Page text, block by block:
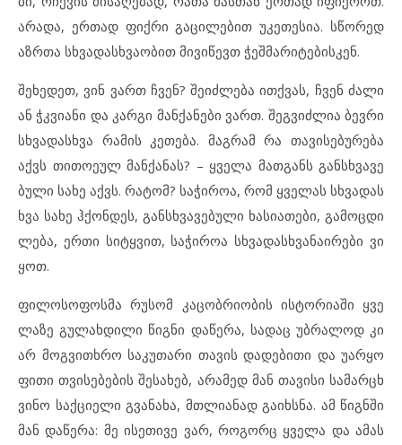
არადა, ერთად ფიქრი გაცილებით უკეთესია. სწორედ
აზრთა სხვადასხვაობით მივიწევთ ჭეშმარიტებისკენ.
შეხედეთ, ვინ ვართ ჩვენ? შეიძლება ითქვას, ჩვენ ძალი
ან ჭკვიანი და კარგი მანქანები ვართ. შეგვიძლია ბევრი
სხვადასხვა რამის კეთება. მაგრამ რა თავისებურება
აქვს თითოეულ მანქანას? – ყველა მათგანს განსხვავე
ბული სახე აქვს. რატომ? საჭიროა, რომ ყველას სხვადას
ხვა სახე ჰქონდეს, განსხვავებული ხასიათები, გამოცდი
ლება, ერთი სიტყვით, საჭიროა სხვადასხვანაირები ვი
ყოთ.
ფილოსოფოსმა რუსომ კაცობრიობის ისტორიაში ყვე
ლაზე გულახდილი წიგნი დაწერა, სადაც უბრალოდ კი
არ მოგვითხრო საკუთარი თავის დადებითი და უარყო
ფითი თვისებების შესახებ, არამედ მან თავისი სამარცხ
ვინო საქციელი გვანახა, მთლიანად გაიხსნა. ამ წიგნში
მან დაწერა: მე ისეთივე ვარ, როგორც ყველა და ამას